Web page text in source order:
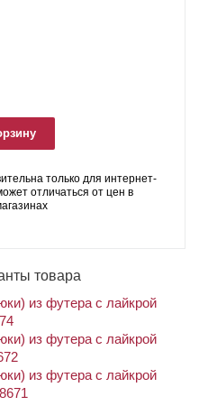
только для интернет-
отличаться от цен в
товара
из футера с лайкрой
из футера с лайкрой
из футера с лайкрой